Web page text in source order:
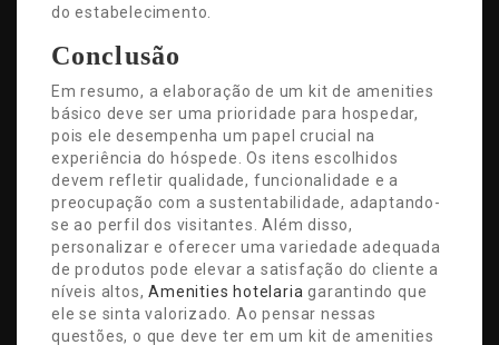
do estabelecimento.
Conclusão
Em resumo, a elaboração de um kit de amenities
básico deve ser uma prioridade para hospedar,
pois ele desempenha um papel crucial na
experiência do hóspede. Os itens escolhidos
devem refletir qualidade, funcionalidade e a
preocupação com a sustentabilidade, adaptando-
se ao perfil dos visitantes. Além disso,
personalizar e oferecer uma variedade adequada
de produtos pode elevar a satisfação do cliente a
níveis altos,Amenities hotelaria garantindo que
ele se sinta valorizado. Ao pensar nessas
questões, o que deve ter em um kit de amenities